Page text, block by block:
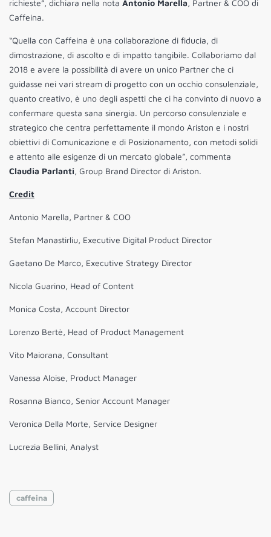
richieste”, dichiara nella nota Antonio Marella, Partner & COO di
Caffeina.
“Quella con Caffeina è una collaborazione di fiducia, di
dimostrazione, di ascolto e di impatto tangibile. Collaboriamo dal
2018 e avere la possibilità di avere un unico Partner che ci
guidasse nei vari stream di progetto con un occhio consulenziale,
quanto creativo, è uno degli aspetti che ci ha convinto di nuovo a
confermare questa sana sinergia. Un percorso consulenziale e
strategico che centra perfettamente il mondo Ariston e i nostri
obiettivi di Comunicazione e di Posizionamento, con metodi solidi
e attento alle esigenze di un mercato globale”, commenta
Claudia Parlanti, Group Brand Director di Ariston.
Credit
Antonio Marella, Partner & COO
Stefan Manastirliu, Executive Digital Product Director
Gaetano De Marco, Executive Strategy Director
Nicola Guarino, Head of Content
Monica Costa, Account Director
Lorenzo Bertè, Head of Product Management
Vito Maiorana, Consultant
Vanessa Aloise, Product Manager
Rosanna Bianco, Senior Account Manager
Veronica Della Morte, Service Designer
Lucrezia Bellini, Analyst
caffeina